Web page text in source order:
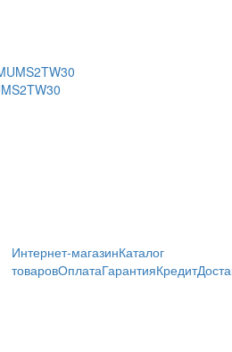
Интернет-магазинКаталог
товаровОплатаГарантияКредит